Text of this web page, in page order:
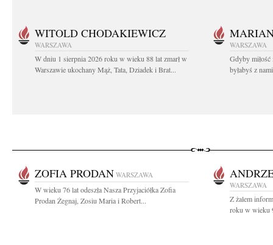
WITOLD CHODAKIEWICZ
WARSZAWA
W dniu 1 sierpnia 2026 roku w wieku 88 lat zmarł w
Warszawie ukochany Mąż, Tata, Dziadek i Brat...
WARSZAWA
Gdyby miłość
byłabyś z
ZOFIA PRODAN WARSZAWA
W wieku 76 lat odeszła Nasza Przyjaciółka Zofia
Prodan Żegnaj, Zosiu Maria i Robert...
WARSZAWA
Z żalem
roku w wieku